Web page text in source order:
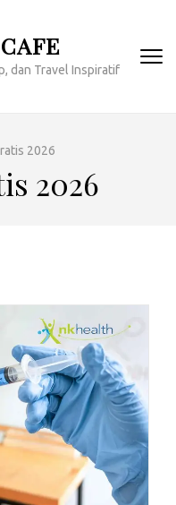
dan Travel Inspiratif
2026
2026